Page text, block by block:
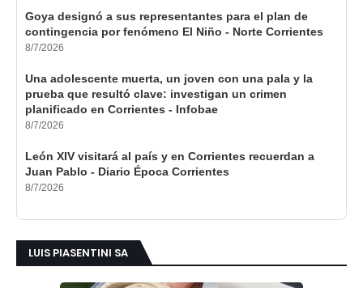
Goya designó a sus representantes para el plan de
contingencia por fenómeno El Niño - Norte Corrientes
8/7/2026
Una adolescente muerta, un joven con una pala y la
prueba que resultó clave: investigan un crimen
planificado en Corrientes - Infobae
8/7/2026
León XIV visitará al país y en Corrientes recuerdan a
Juan Pablo - Diario Época Corrientes
8/7/2026
LUIS PIASENTINI SA